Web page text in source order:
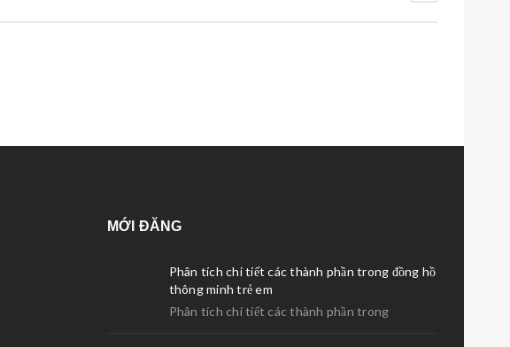
MỚI ĐĂNG
Phân tích chi tiết các thành phần trong đồng hồ
thông minh trẻ em
Phân tích chi tiết các thành phần trong